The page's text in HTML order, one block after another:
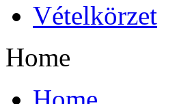
Vételkörzet
Home